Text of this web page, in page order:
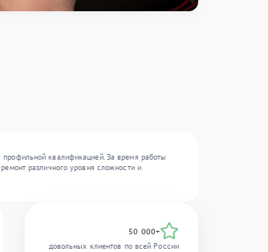
квалификацией. За время работы
различного уровня сложности и
50 000+
довольных клиентов по всей России